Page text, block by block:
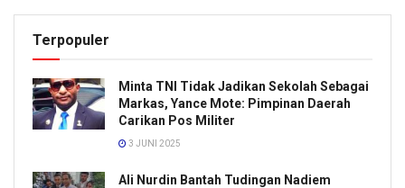
Terpopuler
Minta TNI Tidak Jadikan Sekolah Sebagai
Markas, Yance Mote: Pimpinan Daerah
Carikan Pos Militer
3 JUNI 2025
Ali Nurdin Bantah Tudingan Nadiem